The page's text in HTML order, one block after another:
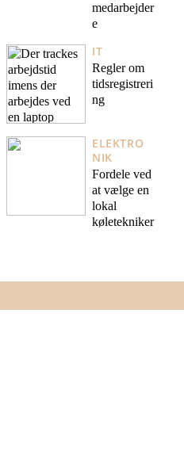
medarbejder
e
IT
Regler om
tidsregistreri
ng
ELEKTRO
NIK
Fordele ved
at vælge en
lokal
køletekniker